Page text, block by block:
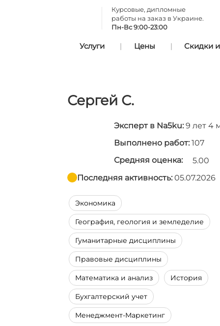
Курсовые, дипломные
работы на заказ в Украине.
Пн-Вс 9:00-23:00
Услуги Цены Скидки
Сергей С.
Эксперт в Na5ku: 9 лет 4
Выполнено работ: 107
Средняя оценка:
5.00
Последняя активность: 05.07.2026
Экономика
География, геология и земледелие
Гуманитарные дисциплины
Правовые дисциплины
Математика и анализ История
Бухгалтерский учет
Менеджмент-Маркетинг